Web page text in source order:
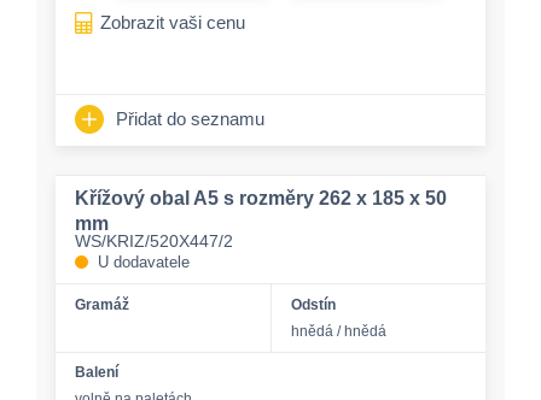
Zobrazit vaši cenu
Přidat do seznamu
Křížový obal A5 s rozměry 262 x 185 x 50
mm
WS/KRIZ/520X447/2
U dodavatele
Gramáž
Odstín
hnědá / hnědá
Balení